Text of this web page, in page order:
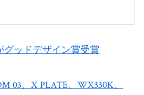
グッドデザイン賞受賞
03、X PLATE、WX330K、